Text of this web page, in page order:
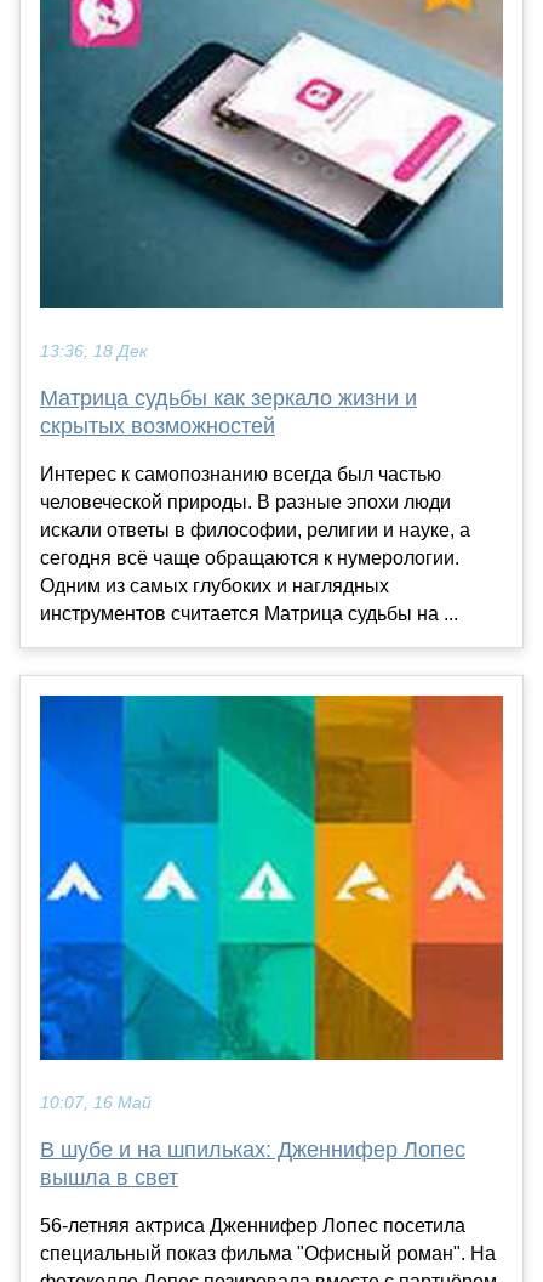
13:36, 18 Дек
Матрица судьбы как зеркало жизни и
скрытых возможностей
Интерес к самопознанию всегда был частью
человеческой природы. В разные эпохи люди
искали ответы в философии, религии и науке, а
сегодня всё чаще обращаются к нумерологии.
Одним из самых глубоких и наглядных
инструментов считается Матрица судьбы на ...
10:07, 16 Май
В шубе и на шпильках: Дженнифер Лопес
вышла в свет
56-летняя актриса Дженнифер Лопес посетила
специальный показ фильма "Офисный роман". На